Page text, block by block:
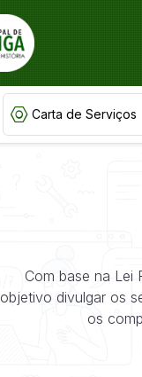
Carta de Serviços
Com base na Lei
objetivo divulgar os
os